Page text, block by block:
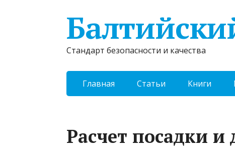
Стандарт безопасности и качества
Главная Статьи Книги
Расчет посадки